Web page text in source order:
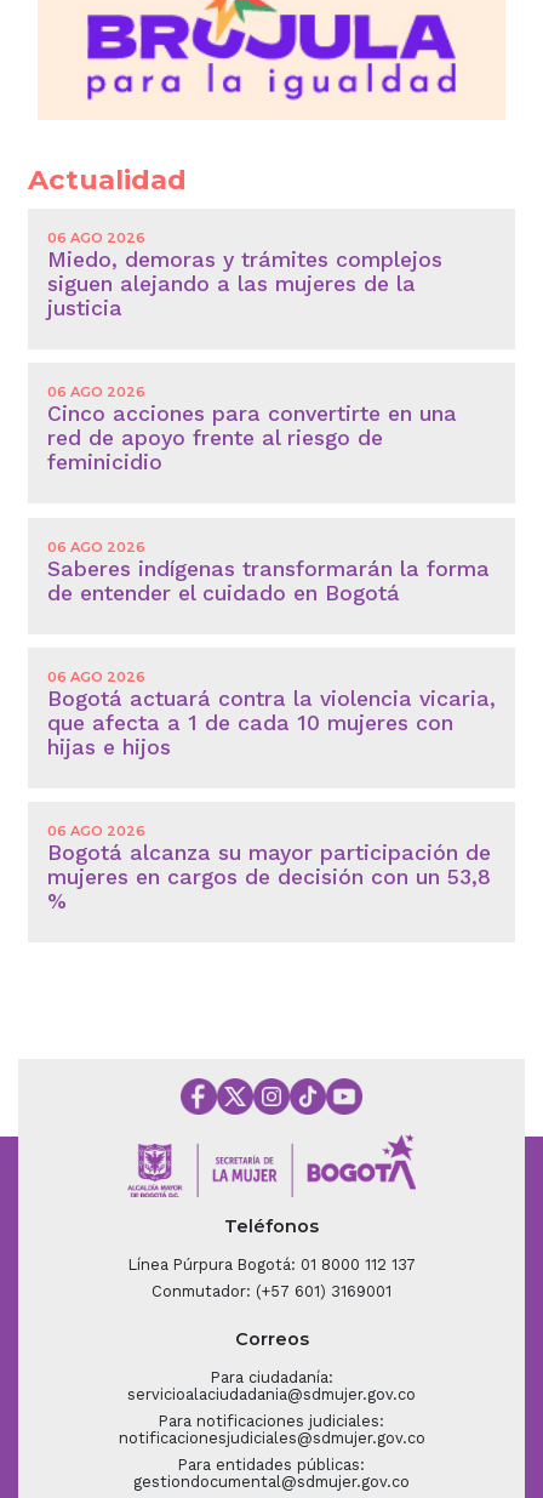
Actualidad
06 AGO 2026
Miedo, demoras y trámites complejos
siguen alejando a las mujeres de la
justicia
06 AGO 2026
Cinco acciones para convertirte en una
red de apoyo frente al riesgo de
feminicidio
06 AGO 2026
Saberes indígenas transformarán la forma
de entender el cuidado en Bogotá
06 AGO 2026
Bogotá actuará contra la violencia vicaria,
que afecta a 1 de cada 10 mujeres con
hijas e hijos
06 AGO 2026
Bogotá alcanza su mayor participación de
mujeres en cargos de decisión con un 53,8
%
Teléfonos
Línea Púrpura Bogotá: 01 8000 112 137
Conmutador: (+57 601) 3169001
Correos
Para ciudadanía:
servicioalaciudadania@sdmujer.gov.co
Para notificaciones judiciales:
notificacionesjudiciales@sdmujer.gov.co
Para entidades públicas:
gestiondocumental@sdmujer.gov.co